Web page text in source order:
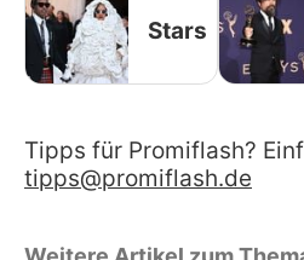
Stars
Tipps für Promiflash?
tipps@promiflash.de